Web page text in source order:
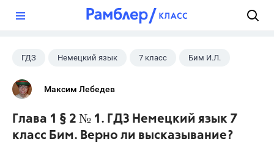
ГДЗ Немецкий язык 7 класс Бим И.Л.
Максим Лебедев
Глава 1 § 2 № 1. ГДЗ Немецкий язык 7
класс Бим. Верно ли высказывание?